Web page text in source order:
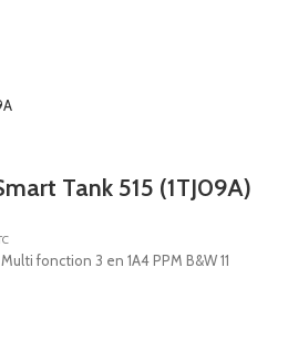
Tank 515 (1TJ09A)
fonction 3 en 1A4 PPM B&W 11